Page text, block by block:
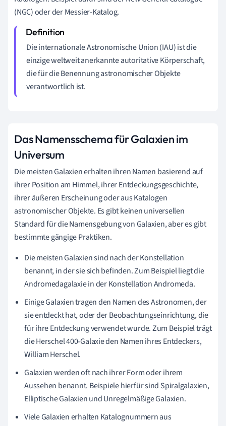
(NGC) oder der Messier-Katalog.
Die internationale Astronomische Union (IAU) ist die
einzige weltweit anerkannte autoritative Körperschaft,
die für die Benennung astronomischer Objekte
verantwortlich ist.
Das Namensschema für Galaxien im
Universum
Die meisten Galaxien erhalten ihren Namen basierend auf
ihrer Position am Himmel, ihrer Entdeckungsgeschichte,
ihrer äußeren Erscheinung oder aus Katalogen
astronomischer Objekte. Es gibt keinen universellen
Standard für die Namensgebung von Galaxien, aber es gibt
bestimmte gängige Praktiken.
Die meisten Galaxien sind nach der Konstellation
benannt, in der sie sich befinden. Zum Beispiel liegt die
Andromedagalaxie in der Konstellation Andromeda.
Einige Galaxien tragen den Namen des Astronomen, der
sie entdeckt hat, oder der Beobachtungseinrichtung, die
für ihre Entdeckung verwendet wurde. Zum Beispiel trägt
die Herschel 400-Galaxie den Namen ihres Entdeckers,
William Herschel.
Galaxien werden oft nach ihrer Form oder ihrem
Aussehen benannt. Beispiele hierfür sind Spiralgalaxien,
Elliptische Galaxien und Unregelmäßige Galaxien.
Viele Galaxien erhalten Katalognummern aus